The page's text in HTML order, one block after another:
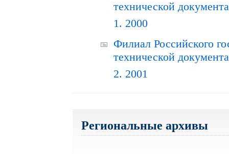
технической
1. 2000
Филиал Российского
технической
2. 2001
Региональные архивы